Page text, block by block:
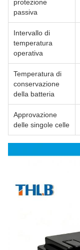
protezione
passiva
Intervallo di
temperatura
operativa
Temperatura di
conservazione
della batteria
Approvazione
delle singole celle